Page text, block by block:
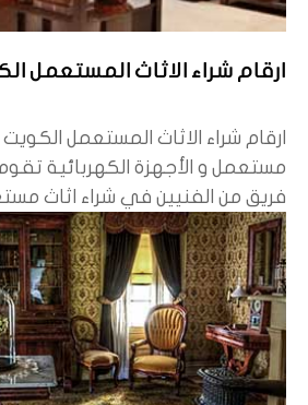
ارقام شراء الاثاث المستعمل الكويت
ارقام شراء الاثاث المستعمل
مستعمل و الأجهزة الكهربائية
فريق من الفنيين في شراء اثاث